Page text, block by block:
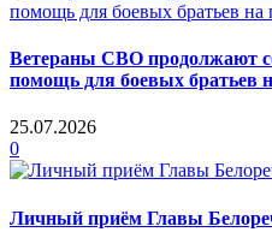
Ветераны СВО продолжают
помощь для боевых братьев
25.07.2026
0
Личный приём Главы